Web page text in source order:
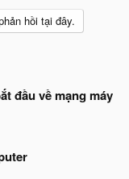
hồi tại đây.
đầu về mạng máy